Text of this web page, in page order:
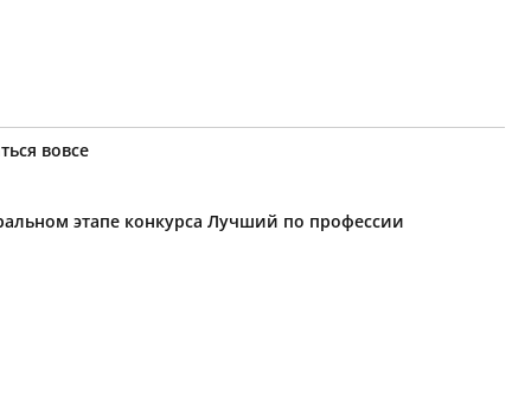
вовсе
этапе конкурса Лучший по профессии